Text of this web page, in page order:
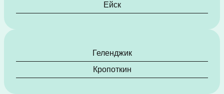
Ейск
Геленджик
Кропоткин